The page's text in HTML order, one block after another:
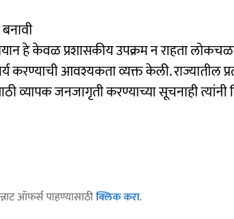
हे केवळ प्रशासकीय उपक्रम न राहता
करण्याची आवश्यकता व्यक्त केली. राज्यातील
व्यापक जनजागृती करण्याच्या सूचनाही त्यांनी
ऑफर्स पाहण्यासाठीक्लिक करा.